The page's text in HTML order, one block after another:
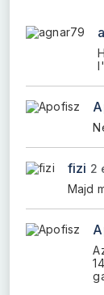
fizi 2
Majd